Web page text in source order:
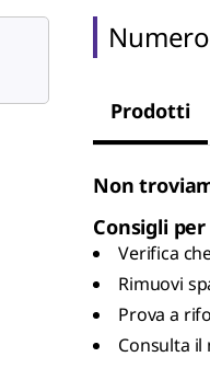
Numero
Prodotti
Non
Consigli
Verifica
Rimuovi
Prova a
Consulta il